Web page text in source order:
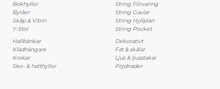
Bokhyllor
Byråer
Skåp & Vitrin
Y-Stol
String Förvaring
String Gavlar
String Hyllplan
String Pocket
Hallbänkar
Klädhängare
Krokar
Sko- & hatthyllor
Dekorativt
Fat & skålar
Ljus & ljusstakar
Prydnader